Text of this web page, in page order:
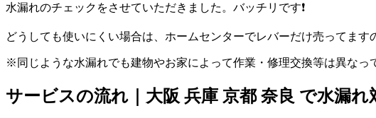
水漏れのチェックをさせていただきました。バッチリです❗
どうしても使いにくい場合は、ホームセンターでレバーだけ売ってます
※同じような水漏れでも建物やお家によって作業・修理交換等は異なっ
サービスの流れ｜大阪 兵庫 京都 奈良 で水漏れ